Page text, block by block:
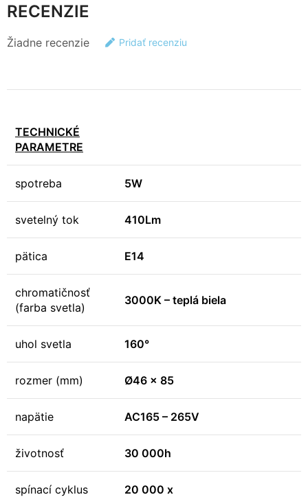
RECENZIE
Žiadne recenzie Pridať recenziu
TECHNICKÉ
PARAMETRE
spotreba 5W
svetelný tok 410Lm
pätica E14
chromatičnosť
(farba svetla)
3000K – teplá biela
uhol svetla 160°
rozmer (mm) Ø46 x 85
napätie AC165 – 265V
životnosť 30 000h
spínací cyklus 20 000 x